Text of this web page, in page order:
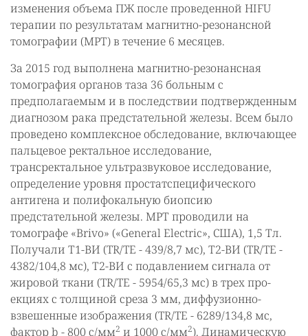
изменения объема ПЖ после проведен­ной HIFU
терапии по результатам магнитно-резонансной
томографии (МРТ) в те­чение 6 месяцев.
За 2015 год выполнена магнитно-резонансная
томография органов таза 36 боль­ным с
предполагаемым и в последствии подтвержденным
диагнозом рака предста­тельной железы. Всем было
проведено комплексное обследование, включающее
пальцевое ректальное исследование,
трансректальное ультразвуковое исследова­ние,
определение уровня простатспецифического
антигена и полифокальную биоп­сию
предстательной железы. МРТ проводили на
томографе «Brivo» («General Electric», США), 1,5 Тл.
Получали Т1-ВИ (TR/TE - 439/8,7 мс), Т2-ВИ (TR/TE -
4382/104,8 мс), Т2-ВИ с подавлением сигнала от
жировой ткани (TR/TE - 5954/65,3 мс) в трех про­
екциях с толщиной среза 3 мм, диффузионно-
взвешенные изображения (TR/TE - 6289/134,8 мс,
фактор b - 800 с/мм2 и 1000 с/мм2). Динамическую